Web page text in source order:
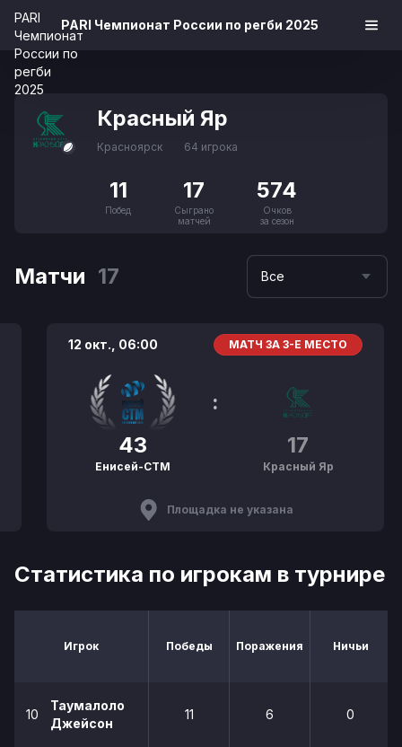
PARI Чемпионат России по регби 2025
Красный Яр
Красноярск 64 игрока
11
Побед
17
Сыграно
матчей
574
Очков
за сезон
Матчи 17 Все
12 окт., 06:00 МАТЧ ЗА 3-Е МЕСТО
43
Енисей-СТМ
:
17
Красный Яр
Площадка не указана
Статистика по игрокам в турнире
Игрок Победы Поражения Ничьи
10
Таумалоло
Джейсон
11 6 0